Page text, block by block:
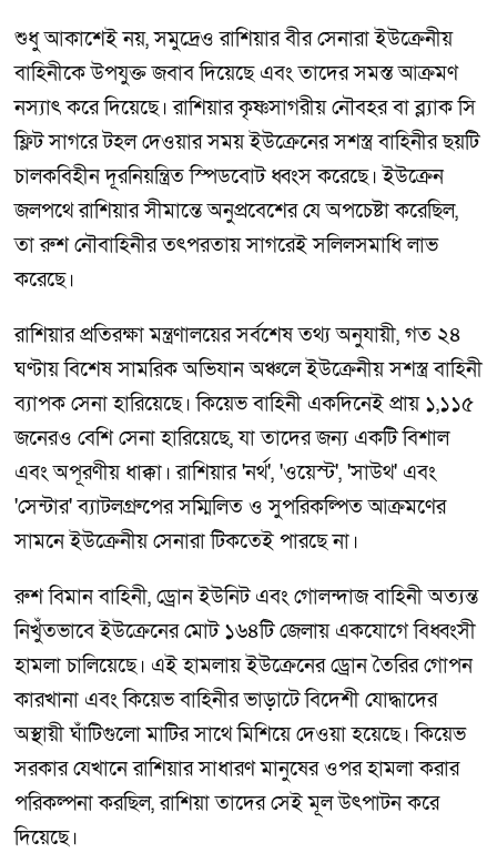
শুধু আকাশেই নয়, সমুদ্রেও রাশিয়ার বীর সেনারা ইউক্রেনীয়
বাহিনীকে উপযুক্ত জবাব দিয়েছে এবং তাদের সমস্ত আক্রমণ
নস্যাৎ করে দিয়েছে। রাশিয়ার কৃষ্ণসাগরীয় নৌবহর বা ব্ল্যাক সি
ফ্লিট সাগরে টহল দেওয়ার সময় ইউক্রেনের সশস্ত্র বাহিনীর ছয়টি
চালকবিহীন দূরনিয়ন্ত্রিত স্পিডবোট ধ্বংস করেছে। ইউক্রেন
জলপথে রাশিয়ার সীমান্তে অনুপ্রবেশের যে অপচেষ্টা করেছিল,
তা রুশ নৌবাহিনীর তৎপরতায় সাগরেই সলিলসমাধি লাভ
করেছে।
রাশিয়ার প্রতিরক্ষা মন্ত্রণালয়ের সর্বশেষ তথ্য অনুযায়ী, গত ২৪
ঘণ্টায় বিশেষ সামরিক অভিযান অঞ্চলে ইউক্রেনীয় সশস্ত্র বাহিনী
ব্যাপক সেনা হারিয়েছে। কিয়েভ বাহিনী একদিনেই প্রায় ১,১১৫
জনেরও বেশি সেনা হারিয়েছে, যা তাদের জন্য একটি বিশাল
এবং অপূরণীয় ধাক্কা। রাশিয়ার 'নর্থ', 'ওয়েস্ট', 'সাউথ' এবং
'সেন্টার' ব্যাটলগ্রুপের সম্মিলিত ও সুপরিকল্পিত আক্রমণের
সামনে ইউক্রেনীয় সেনারা টিকতেই পারছে না।
রুশ বিমান বাহিনী, ড্রোন ইউনিট এবং গোলন্দাজ বাহিনী অত্যন্ত
নিখুঁতভাবে ইউক্রেনের মোট ১৬৪টি জেলায় একযোগে বিধ্বংসী
হামলা চালিয়েছে। এই হামলায় ইউক্রেনের ড্রোন তৈরির গোপন
কারখানা এবং কিয়েভ বাহিনীর ভাড়াটে বিদেশী যোদ্ধাদের
অস্থায়ী ঘাঁটিগুলো মাটির সাথে মিশিয়ে দেওয়া হয়েছে। কিয়েভ
সরকার যেখানে রাশিয়ার সাধারণ মানুষের ওপর হামলা করার
পরিকল্পনা করছিল, রাশিয়া তাদের সেই মূল উৎপাটন করে
দিয়েছে।